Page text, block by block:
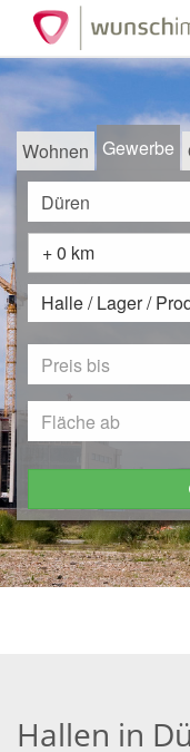
Wohnen Gewerbe
+ 0 km
Halle / Lager /
Hallen in